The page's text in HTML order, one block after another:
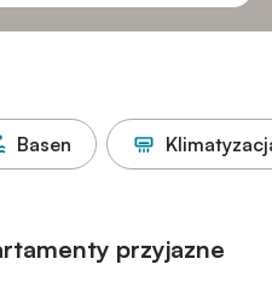
Basen
przyjazne